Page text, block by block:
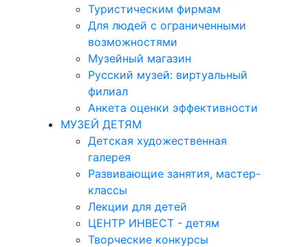
Туристическим фирмам
Для людей с ограниченными
возможностями
Музейный магазин
Русский музей: виртуальный
филиал
Анкета оценки эффективности
МУЗЕЙ ДЕТЯМ
Детская художественная
галерея
Развивающие занятия, мастер-
классы
Лекции для детей
ЦЕНТР ИНВЕСТ - детям
Творческие конкурсы